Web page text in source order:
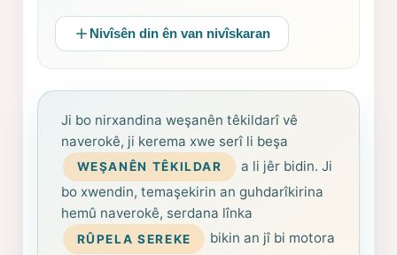
Nivîsên din ên van nivîskaran
Ji bo nirxandina weşanên têkildarî vê
naverokê, ji kerema xwe serî li beşa
WEŞANÊN TÊKILDAR
a li jêr bidin. Ji
bo xwendin, temaşekirin an guhdarîkirina
hemû naverokê, serdana lînka
RÛPELA SEREKE
bikin an jî bi motora